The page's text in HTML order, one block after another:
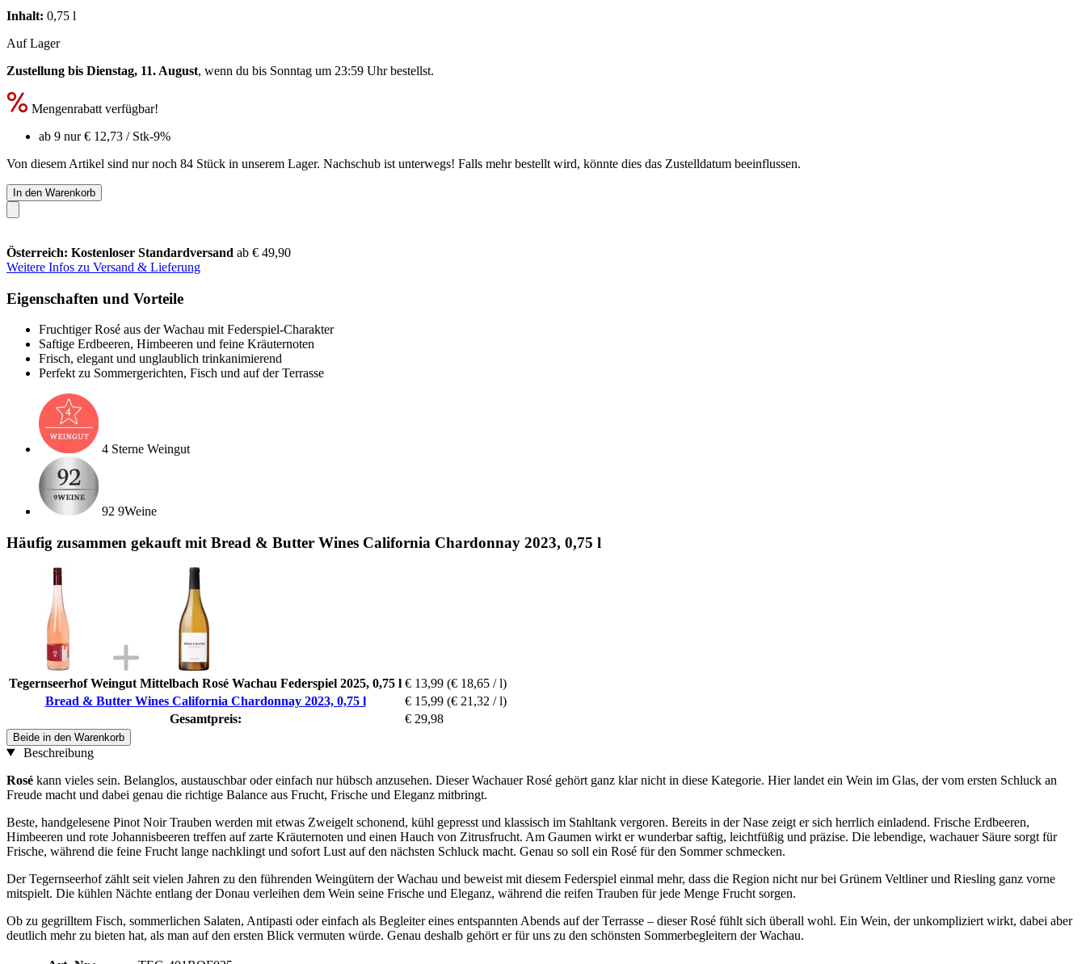
Inhalt: 0,75 l
Auf Lager
Zustellung bis Dienstag, 11. August, wenn du bis Sonntag um 23:59 Uhrbestellst.
Mengenrabatt verfügbar!
ab 9 nur€ 12,73 / Stk-9%
Von diesem Artikel sind nur noch 84 Stück in unserem Lager. Nachschub ist unterwegs! Falls mehr bestellt wird, könnte dies das Zustelldatum beeinflussen.
In den Warenkorb
Österreich: Kostenloser Standardversand ab € 49,90
Weitere Infos zu Versand & Lieferung
Eigenschaften und Vorteile
Fruchtiger Rosé aus der Wachau mit Federspiel-Charakter
Saftige Erdbeeren, Himbeeren und feine Kräuternoten
Frisch, elegant und unglaublich trinkanimierend
Perfekt zu Sommergerichten, Fisch und auf der Terrasse
4 Sterne Weingut
92 9Weine
Häufig zusammen gekauft mit Bread & Butter Wines California Chardonnay 2023, 0,75 l
Tegernseerhof Weingut Mittelbach Rosé Wachau Federspiel 2025, 0,75 l € 13,99 (€ 18,65 / l)
Bread & Butter Wines California Chardonnay 2023, 0,75 l
€ 15,99 (€ 21,32 / l)
Gesamtpreis:
€ 29,98
Beide in den Warenkorb
Beschreibung
Rosé kann vieles sein. Belanglos, austauschbar oder einfach nur hübsch anzusehen. Dieser Wachauer Rosé gehört ganz klar nicht in diese Kategorie. Hier landet ein Wein im Glas, der vom ersten Schluck an
Freude macht und dabei genau die richtige Balance aus Frucht, Frische und Eleganz mitbringt.
Beste, handgelesene Pinot Noir Trauben werden mit etwas Zweigelt schonend, kühl gepresst und klassisch im Stahltank vergoren. Bereits in der Nase zeigt er sich herrlich einladend. Frische Erdbeeren,
Himbeeren und rote Johannisbeeren treffen auf zarte Kräuternoten und einen Hauch von Zitrusfrucht. Am Gaumen wirkt er wunderbar saftig, leichtfüßig und präzise. Die lebendige, wachauer Säure sorgt für
Frische, während die feine Frucht lange nachklingt und sofort Lust auf den nächsten Schluck macht. Genau so soll ein Rosé für den Sommer schmecken.
Der Tegernseerhof zählt seit vielen Jahren zu den führenden Weingütern der Wachau und beweist mit diesem Federspiel einmal mehr, dass die Region nicht nur bei Grünem Veltliner und Riesling ganz vorne
mitspielt. Die kühlen Nächte entlang der Donau verleihen dem Wein seine Frische und Eleganz, während die reifen Trauben für jede Menge Frucht sorgen.
Ob zu gegrilltem Fisch, sommerlichen Salaten, Antipasti oder einfach als Begleiter eines entspannten Abends auf der Terrasse – dieser Rosé fühlt sich überall wohl. Ein Wein, der unkompliziert wirkt, dabei aber
deutlich mehr zu bieten hat, als man auf den ersten Blick vermuten würde. Genau deshalb gehört er für uns zu den schönsten Sommerbegleitern der Wachau.